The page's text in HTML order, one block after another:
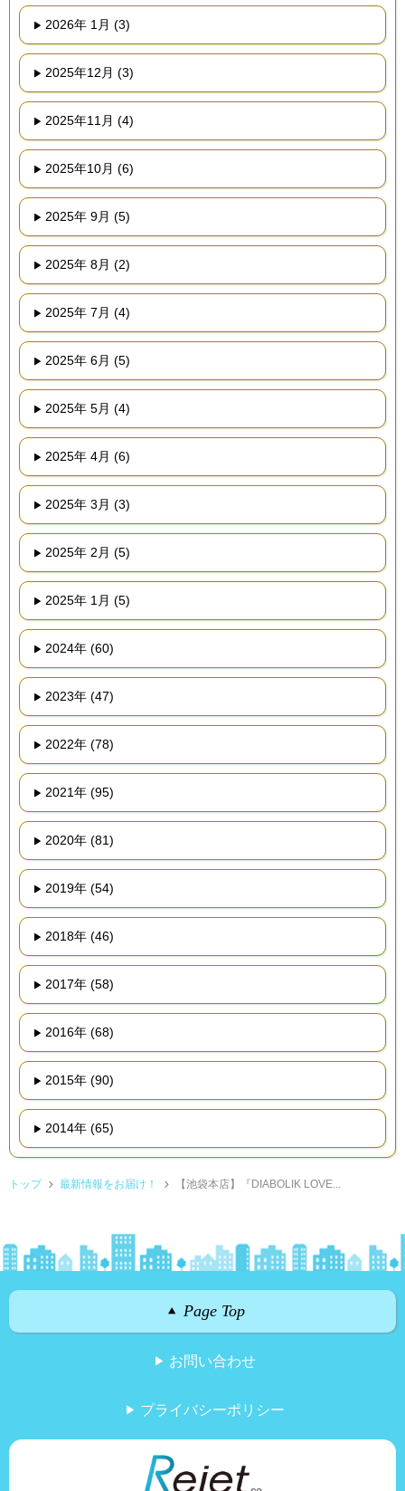
2026年 1月 (3)
2025年12月 (3)
2025年11月 (4)
2025年10月 (6)
2025年 9月 (5)
2025年 8月 (2)
2025年 7月 (4)
2025年 6月 (5)
2025年 5月 (4)
2025年 4月 (6)
2025年 3月 (3)
2025年 2月 (5)
2025年 1月 (5)
2024年 (60)
2023年 (47)
2022年 (78)
2021年 (95)
2020年 (81)
2019年 (54)
2018年 (46)
2017年 (58)
2016年 (68)
2015年 (90)
2014年 (65)
トップ 最新情報をお届け！ 【池袋本店】『DIABOLIK LOVE...
Page Top
お問い合わせ
プライバシーポリシー